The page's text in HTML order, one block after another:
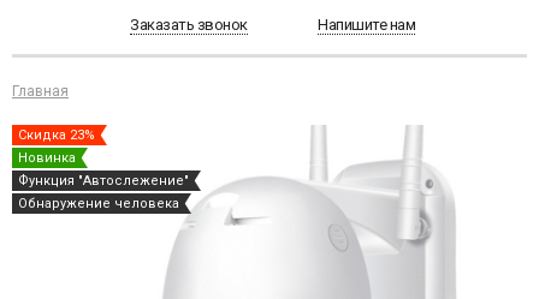
Заказать звонок
Напишите нам
Главная
Скидка 23%
Новинка
Функция "Автослежение"
Обнаружение человека